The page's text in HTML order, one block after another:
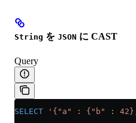
String を JSON に CAST
Query
SELECT '{"a" : {"b" :